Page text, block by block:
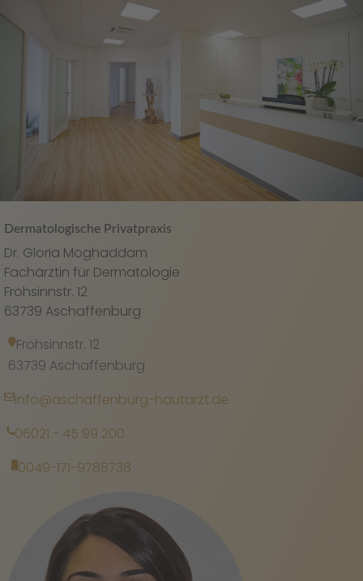
Dermatologische Privatpraxis
Dr. Gloria Moghaddam
Fachärztin für Dermatologie
Frohsinnstr. 12
63739 Aschaffenburg
Frohsinnstr. 12
63739 Aschaffenburg
info@aschaffenburg-hautarzt.de
06021 - 45 99 200
0049-171-9788738